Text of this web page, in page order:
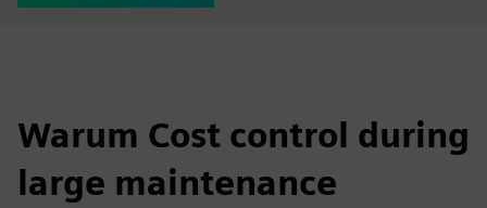
Warum Cost control during
large maintenance